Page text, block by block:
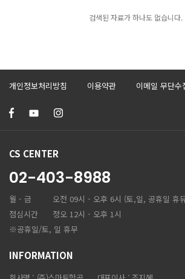
검색된 자료가 하나도 없습니다.
개인정보처리방침 이용약관 이메일 무단수
CS CENTER
02-403-8988
월 - 금
오전 09시 - 오후 6시 (토,일, 공휴일 휴
점심시간
정오 12시 - 오후 1시
※공휴일/토, 일 휴무
INFORMATION